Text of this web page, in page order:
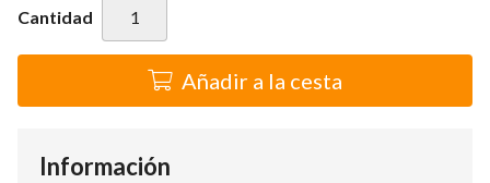
Cantidad
Añadir a la cesta
Información